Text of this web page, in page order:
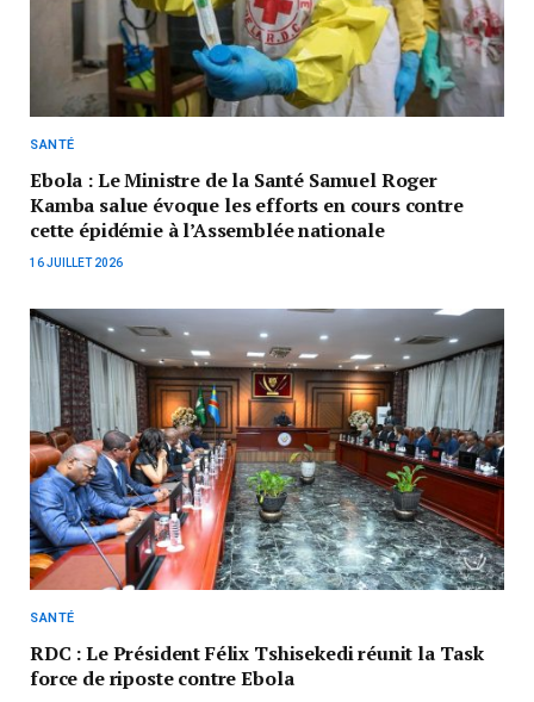
SANTÉ
Ebola : Le Ministre de la Santé Samuel Roger
Kamba salue évoque les efforts en cours contre
cette épidémie à l’Assemblée nationale
16 JUILLET 2026
SANTÉ
RDC : Le Président Félix Tshisekedi réunit la Task
force de riposte contre Ebola